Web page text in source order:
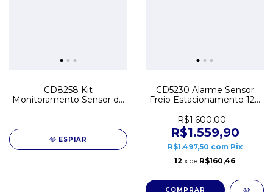
CD8258 Kit
Monitoramento Sensor de
ESPIAR
CD5230 Alarme Sensor
Freio Estacionamento 12V
Caminhão
R$1.600,00
R$1.559,90
R$1.497,50 com Pix
12 x de R$160,46